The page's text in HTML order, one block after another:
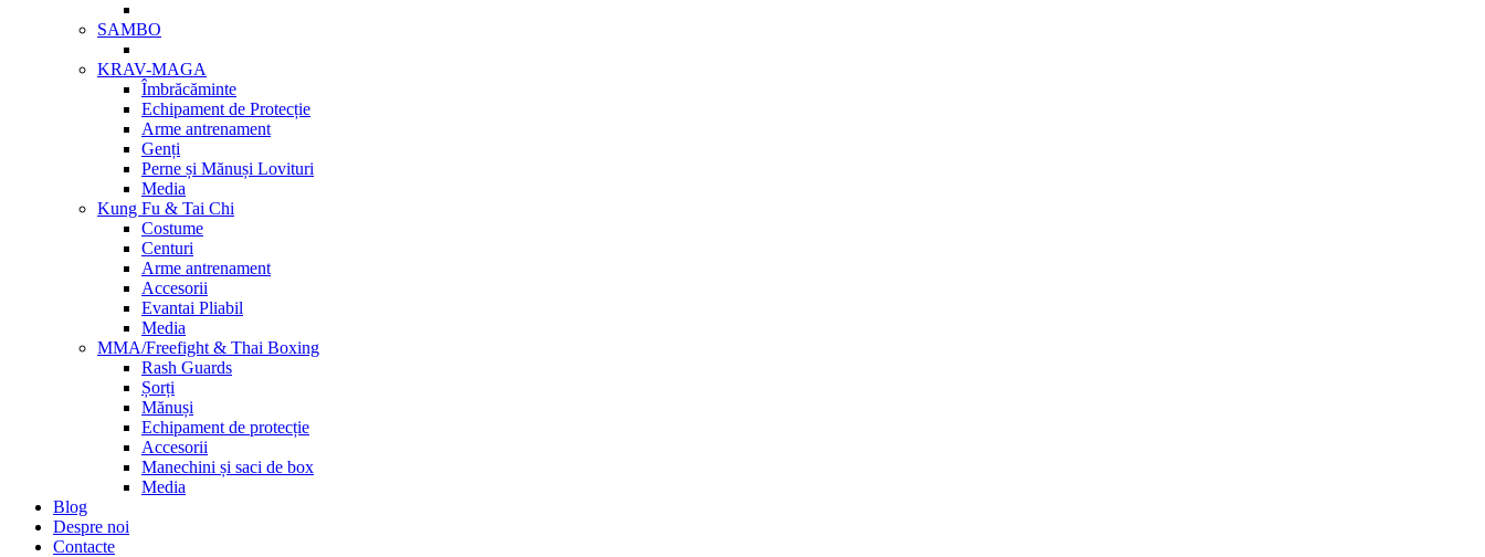
SAMBO
KRAV-MAGA
Îmbrăcăminte
Echipament de Protecție
Arme antrenament
Genți
Perne și Mănuși Lovituri
Media
Kung Fu & Tai Chi
Costume
Centuri
Arme antrenament
Accesorii
Evantai Pliabil
Media
MMA/Freefight & Thai Boxing
Rash Guards
Șorți
Mănuși
Echipament de protecție
Accesorii
Мanechini și saci de box
Media
Blog
Despre noi
Contacte